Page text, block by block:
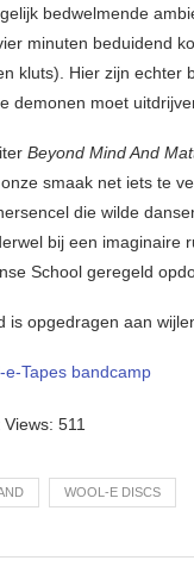
bedwelmende
minuten beduidend
kluts). Hier zijn echter
demonen moet
Beyond Mind And
smaak net iets te
die wilde
bij een imaginaire
School geregeld
is opgedragen aan
e-Tapes bandcamp
Views: 511
WOOL-E DISCS